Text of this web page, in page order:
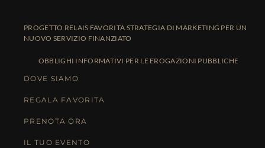
PROGETTO RELAIS FAVORITA STRATEGIA DI MARKETING PER UN
NUOVO SERVIZIO FINANZIATO
OBBLIGHI INFORMATIVI PER LE EROGAZIONI PUBBLICHE
DOVE SIAMO
REGALA FAVORITA
PRENOTA ORA
IL TUO EVENTO